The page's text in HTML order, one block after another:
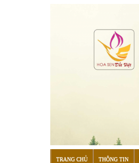
TRANG CHỦ THÔNG TIN